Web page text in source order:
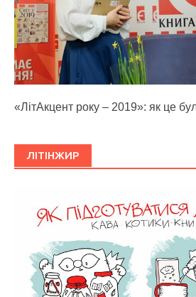
«ЛітАкцент року – 2019»: як це
ЛІТІНЖИР